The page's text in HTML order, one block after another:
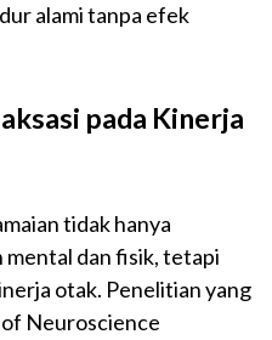
alami tanpa efek
pada Kinerja
tidak hanya
dan fisik, tetapi
otak. Penelitian yang
Neuroscience